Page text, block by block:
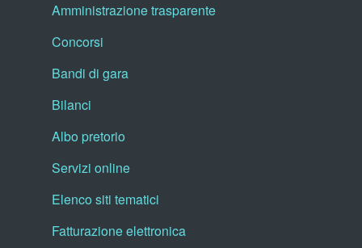
Amministrazione trasparente
Concorsi
Bandi di gara
Bilanci
Albo pretorio
Servizi online
Elenco siti tematici
Fatturazione elettronica